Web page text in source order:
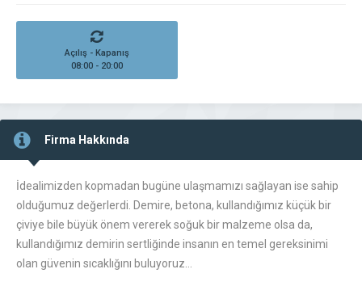
Açılış - Kapanış
08:00 - 20:00
Firma Hakkında
İdealimizden kopmadan bugüne ulaşmamızı sağlayan ise sahip
olduğumuz değerlerdi. Demire, betona, kullandığımız küçük bir
çiviye bile büyük önem vererek soğuk bir malzeme olsa da,
kullandığımız demirin sertliğinde insanın en temel gereksinimi
olan güvenin sıcaklığını buluyoruz…